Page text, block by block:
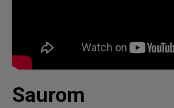
Saurom